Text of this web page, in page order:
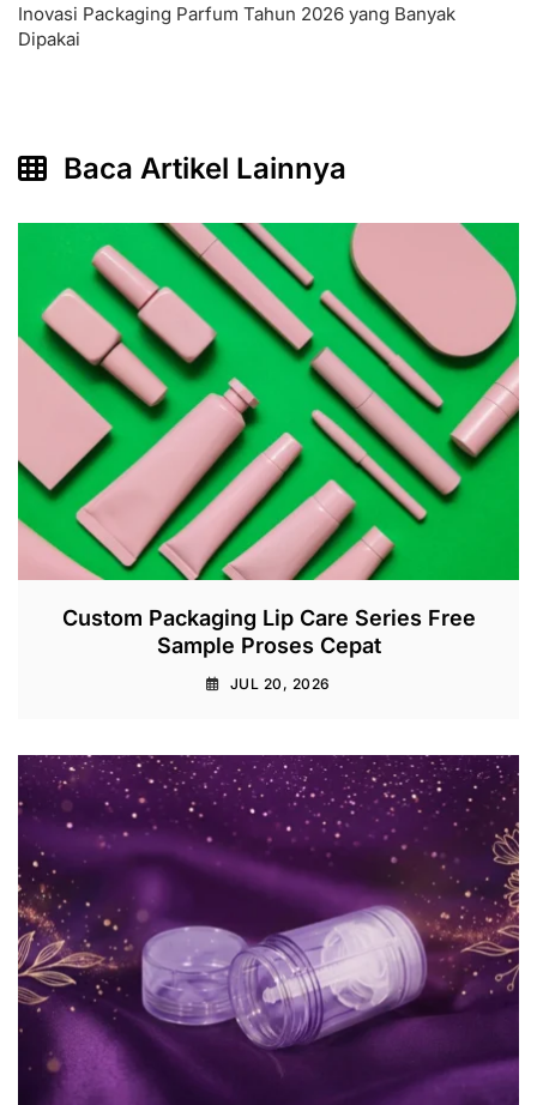
Inovasi Packaging Parfum Tahun 2026 yang Banyak
Dipakai
Baca Artikel Lainnya
Custom Packaging Lip Care Series Free
Sample Proses Cepat
JUL 20, 2026